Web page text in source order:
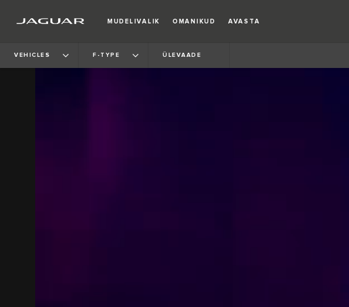
MUDELIVALIK OMANIKUD AVASTA
VEHICLES F-TYPE ÜLEVAADE